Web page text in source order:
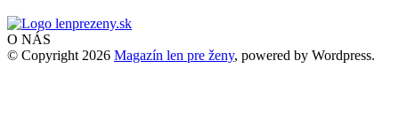
O NÁS
© Copyright 2026 Magazín len pre ženy, powered by Wordpress.